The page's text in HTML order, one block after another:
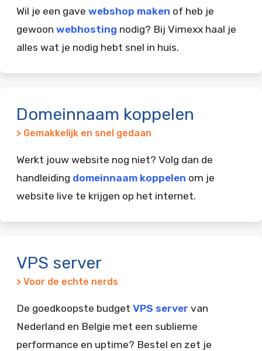
Wil je een gave webshop maken of heb je
gewoon webhosting nodig? Bij Vimexx haal je
alles wat je nodig hebt snel in huis.
Domeinnaam koppelen
> Gemakkelijk en snel gedaan
Werkt jouw website nog niet? Volg dan de
handleiding domeinnaam koppelen om je
website live te krijgen op het internet.
VPS server
> Voor de echte nerds
De goedkoopste budget VPS server van
Nederland en Belgie met een sublieme
performance en uptime? Bestel en zet je